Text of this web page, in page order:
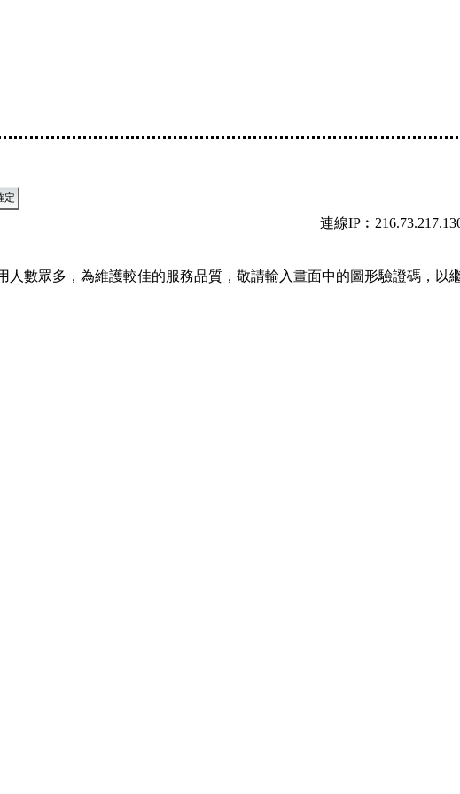
連線
人數眾多，為維護較佳的服務品質，敬請輸入畫面中的圖形驗證碼，以